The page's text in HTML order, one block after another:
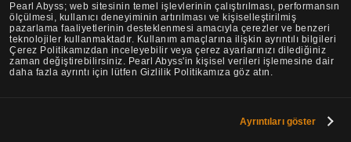
Pearl Abyss; web sitesinin temel işlevlerinin çalıştırılması, performansın
ölçülmesi, kullanıcı deneyiminin artırılması ve kişiselleştirilmiş
pazarlama faaliyetlerinin desteklenmesi amacıyla çerezler ve benzeri
teknolojiler kullanmaktadır. Kullanım amaçlarına ilişkin ayrıntılı bilgileri
Çerez Politikamızdan inceleyebilir veya çerez ayarlarınızı dilediğiniz
zaman değiştirebilirsiniz. Pearl Abyss'in kişisel verileri işlemesine dair
daha fazla ayrıntı için lütfen Gizlilik Politikamıza göz atın.
Ayrıntıları göster